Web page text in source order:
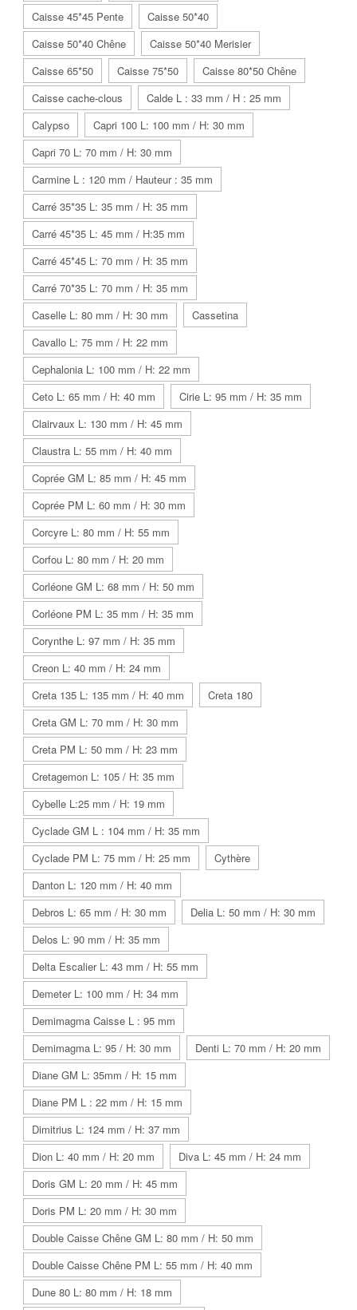
Caisse 45*45 Pente
Caisse 50*40
Caisse 50*40 Chêne
Caisse 50*40 Merisier
Caisse 65*50
Caisse 75*50
Caisse 80*50 Chêne
Caisse cache-clous
Calde L : 33 mm / H : 25 mm
Calypso
Capri 100 L: 100 mm / H: 30 mm
Capri 70 L: 70 mm / H: 30 mm
Carmine L : 120 mm / Hauteur : 35 mm
Carré 35*35 L: 35 mm / H: 35 mm
Carré 45*35 L: 45 mm / H:35 mm
Carré 45*45 L: 70 mm / H: 35 mm
Carré 70*35 L: 70 mm / H: 35 mm
Caselle L: 80 mm / H: 30 mm
Cassetina
Cavallo L: 75 mm / H: 22 mm
Cephalonia L: 100 mm / H: 22 mm
Ceto L: 65 mm / H: 40 mm
Cirie L: 95 mm / H: 35 mm
Clairvaux L: 130 mm / H: 45 mm
Claustra L: 55 mm / H: 40 mm
Coprée GM L: 85 mm / H: 45 mm
Coprée PM L: 60 mm / H: 30 mm
Corcyre L: 80 mm / H: 55 mm
Corfou L: 80 mm / H: 20 mm
Corléone GM L: 68 mm / H: 50 mm
Corléone PM L: 35 mm / H: 35 mm
Corynthe L: 97 mm / H: 35 mm
Creon L: 40 mm / H: 24 mm
Creta 135 L: 135 mm / H: 40 mm
Creta 180
Creta GM L: 70 mm / H: 30 mm
Creta PM L: 50 mm / H: 23 mm
Cretagemon L: 105 / H: 35 mm
Cybelle L:25 mm / H: 19 mm
Cyclade GM L : 104 mm / H: 35 mm
Cyclade PM L: 75 mm / H: 25 mm
Cythère
Danton L: 120 mm / H: 40 mm
Debros L: 65 mm / H: 30 mm
Delia L: 50 mm / H: 30 mm
Delos L: 90 mm / H: 35 mm
Delta Escalier L: 43 mm / H: 55 mm
Demeter L: 100 mm / H: 34 mm
Demimagma Caisse L : 95 mm
Demimagma L: 95 / H: 30 mm
Denti L: 70 mm / H: 20 mm
Diane GM L: 35mm / H: 15 mm
Diane PM L : 22 mm / H: 15 mm
Dimitrius L: 124 mm / H: 37 mm
Dion L: 40 mm / H: 20 mm
Diva L: 45 mm / H: 24 mm
Doris GM L: 20 mm / H: 45 mm
Doris PM L: 20 mm / H: 30 mm
Double Caisse Chêne GM L: 80 mm / H: 50 mm
Double Caisse Chêne PM L: 55 mm / H: 40 mm
Dune 80 L: 80 mm / H: 18 mm